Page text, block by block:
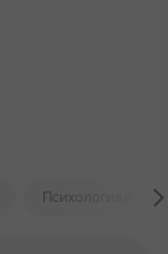
Психология и